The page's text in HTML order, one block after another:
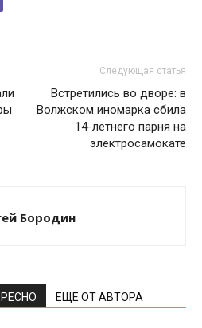
Следующая статья
Встретились во дворе: в
Волжском иномарка сбила
14-летнего парня на
электросамокате
Бородин
ЕЩЕ ОТ АВТОРА